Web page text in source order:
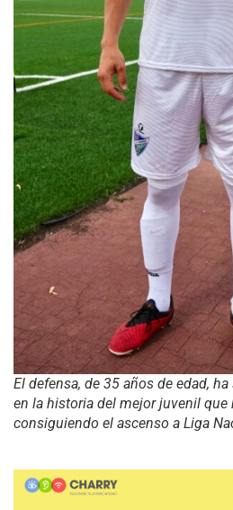
El defensa, de 35 años de edad,
en la historia del mejor juvenil
consiguiendo el ascenso a Liga